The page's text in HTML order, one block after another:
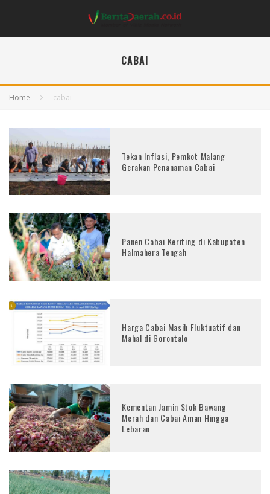
CABAI
Home cabai
Tekan Inflasi, Pemkot Malang
Gerakan Penanaman Cabai
Panen Cabai Keriting di Kabupaten
Halmahera Tengah
Harga Cabai Masih Fluktuatif dan
Mahal di Gorontalo
Kementan Jamin Stok Bawang
Merah dan Cabai Aman Hingga
Lebaran